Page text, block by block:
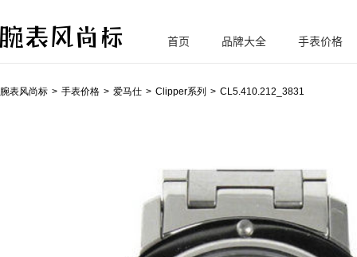
腕
首页 品牌大全 手表价格
腕表风尚标 手表价格 爱马仕 Clipper系列 CL5.410.212_3831